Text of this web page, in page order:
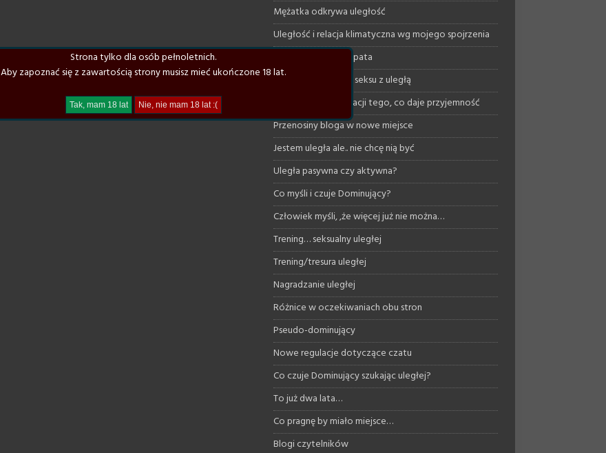
Mężatka odkrywa uległość
Uległość i relacja klimatyczna wg mojego spojrzenia
Dominujący psychopata
Moje podejście do seksu z uległą
Trudność w akceptacji tego, co daje przyjemność
Przenosiny bloga w nowe miejsce
Jestem uległa ale.. nie chcę nią być
Uległa pasywna czy aktywna?
Co myśli i czuje Dominujący?
Człowiek myśli, ,że więcej już nie można…
Trening… seksualny uległej
Trening/tresura uległej
Nagradzanie uległej
Różnice w oczekiwaniach obu stron
Pseudo-dominujący
Nowe regulacje dotyczące czatu
Co czuje Dominujący szukając uległej?
To już dwa lata…
Co pragnę by miało miejsce…
Blogi czytelników
Strona tylko dla osób pełnoletnich.
Aby zapoznać się z zawartością strony musisz mieć ukończone 18 lat.